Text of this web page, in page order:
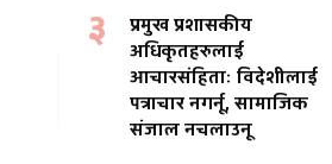
३
प्रमुख प्रशासकीय
अधिकृतहरुलाई
आचारसंहिताः विदेशीलाई
पत्राचार नगर्नू, सामाजिक
संजाल नचलाउनू